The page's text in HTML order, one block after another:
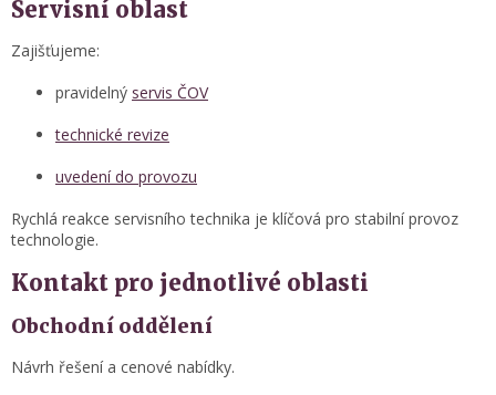
Servisní oblast
Zajišťujeme:
pravidelný servis ČOV
technické revize
uvedení do provozu
Rychlá reakce servisního technika je klíčová pro stabilní provoz
technologie.
Kontakt pro jednotlivé oblasti
Obchodní oddělení
Návrh řešení a cenové nabídky.